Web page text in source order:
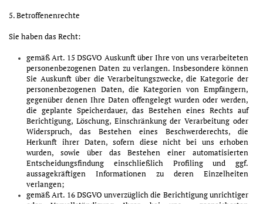
5. Betroffenenrechte
Sie haben das Recht:
gemäß Art. 15 DSGVO Auskunft über Ihre von uns verarbeiteten
personenbezogenen Daten zu verlangen. Insbesondere können
Sie Auskunft über die Verarbeitungszwecke, die Kategorie der
personenbezogenen Daten, die Kategorien von Empfängern,
gegenüber denen Ihre Daten offengelegt wurden oder werden,
die geplante Speicherdauer, das Bestehen eines Rechts auf
Berichtigung, Löschung, Einschränkung der Verarbeitung oder
Widerspruch, das Bestehen eines Beschwerderechts, die
Herkunft ihrer Daten, sofern diese nicht bei uns erhoben
wurden, sowie über das Bestehen einer automatisierten
Entscheidungsfindung einschließlich Profiling und ggf.
aussagekräftigen Informationen zu deren Einzelheiten
verlangen;
gemäß Art. 16 DSGVO unverzüglich die Berichtigung unrichtiger